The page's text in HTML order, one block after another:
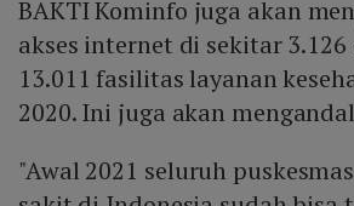
BAKTI Kominfo juga akan
akses internet di sekitar
13.011 fasilitas layanan
2020. Ini juga akan
"Awal 2021 seluruh